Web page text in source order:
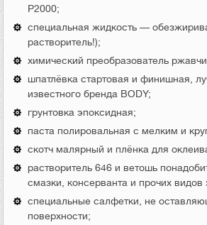
Р2000;
специальная жидкость —
растворитель!);
химический преобразователь
шпатлёвка стартовая и финишная,
известного бренда BODY;
грунтовка эпоксидная;
паста полировальная с мелким и
скотч малярный и плёнка для
растворитель 646 и ветошь
смазки, консерванта и прочих видов
специальные салфетки, не
поверхности;